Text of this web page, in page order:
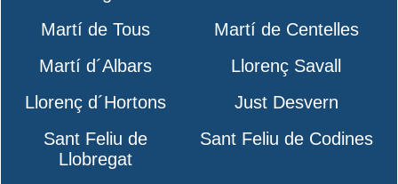
Martí de Tous
Martí de Centelles
Martí d´Albars
Llorenç Savall
Llorenç d´Hortons
Just Desvern
Sant Feliu de
Llobregat
Sant Feliu de Codines